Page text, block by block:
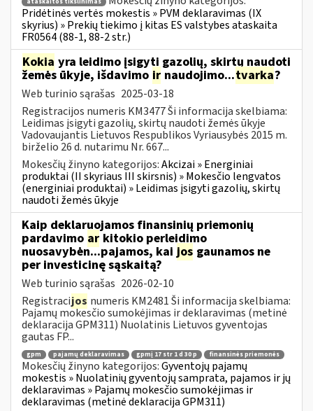
Pridėtinės vertės mokestis » PVM deklaravimas (IX
skyrius) » Prekių tiekimo į kitas ES valstybes ataskaita
FR0564 (88-1, 88-2 str.)
Kokia yra leidimo įsigyti gazolių, skirtų naudoti
žemės ūkyje, išdavimo ir naudojimo...tvarka?
Web turinio sąrašas 2025-03-18
Registracijos numeris KM3477 Ši informacija skelbiama:
Leidimas įsigyti gazolių, skirtų naudoti žemės ūkyje
Vadovaujantis Lietuvos Respublikos Vyriausybės 2015 m.
birželio 26 d. nutarimu Nr. 667...
Mokesčių žinyno kategorijos:Akcizai » Energiniai
produktai (II skyriaus III skirsnis) » Mokesčio lengvatos
(energiniai produktai) » Leidimas įsigyti gazolių, skirtų
naudoti žemės ūkyje
Kaip deklaruojamos finansinių priemonių
pardavimo ar kitokio perleidimo
nuosavybėn...pajamos, kai jos gaunamos ne
per investicinę sąskaitą?
Web turinio sąrašas 2026-02-10
Registracijos numeris KM2481 Ši informacija skelbiama:
Pajamų mokesčio sumokėjimas ir deklaravimas (metinė
deklaracija GPM311) Nuolatinis Lietuvos gyventojas
gautas FP...
gpm pajamų deklaravimas gpmį 17 str 1 d 30 p finansinės priemonės
Mokesčių žinyno kategorijos:Gyventojų pajamų
mokestis » Nuolatinių gyventojų samprata, pajamos ir jų
deklaravimas » Pajamų mokesčio sumokėjimas ir
deklaravimas (metinė deklaracija GPM311)